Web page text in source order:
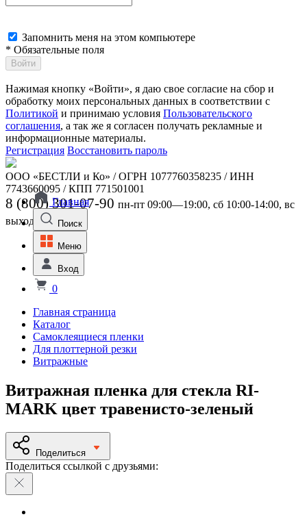
Запомнить меня на этом компьютере
* Обязательные поля
Войти
Нажимая кнопку «Войти», я даю свое согласие на сбор и
обработку моих персональных данных в соответствии с
Политикой и принимаю условия Пользовательского
соглашения, а так же я согласен получать рекламные и
информационные материалы.
Регистрация Восстановить пароль
ООО «БЕСТЛИ и Ко» / ОГРН 1077760358235 / ИНН
7743660095 / КПП 771501001
8 (800) 301-07-90 пн-пт 09:00—19:00, сб 10:00-14:00, вс
выходной
Главная
Поиск
Меню
Вход
0
Главная страница
Каталог
Самоклеящиеся пленки
Для плоттерной резки
Витражные
Витражная пленка для стекла RI-
MARK цвет травенисто-зеленый
Поделиться
Поделиться ссылкой с друзьями: